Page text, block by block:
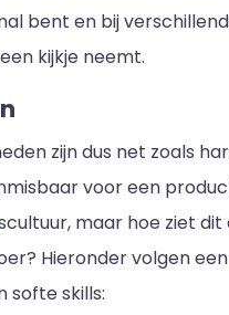
bent en bij
kijkje neemt.
zijn dus net zoals
voor een
maar hoe ziet dit
Hieronder volgen
softe skills: